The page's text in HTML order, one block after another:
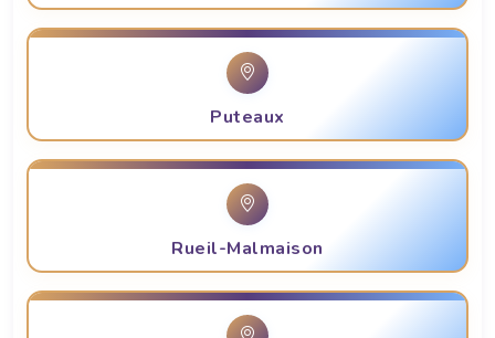
Puteaux
Rueil-Malmaison